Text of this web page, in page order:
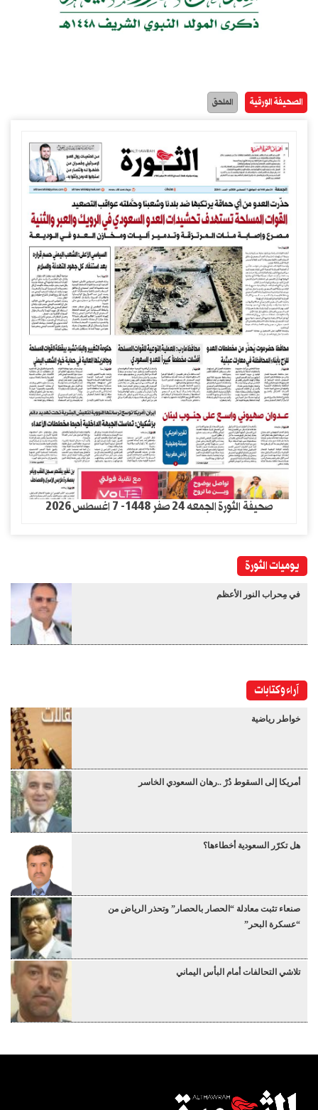
الصحيفة الورقية الملحق
صحيفة الثورة الجمعه 24 صفر 1448- 7 اغسطس 2026
يوميات الثورة
في مِحراب النور الأعظم
آراء وكتابات
خواطر رياضية
أمريكا إلى السقوط دُرْ ..رهان السعودي الخاسر
هل تكرّر السعودية أخطاءها؟
صنعاء تثبت معادلة “الحصار بالحصار” وتحذر الرياض من
“عسكرة البحر”
تلاشي التحالفات أمام البأس اليماني